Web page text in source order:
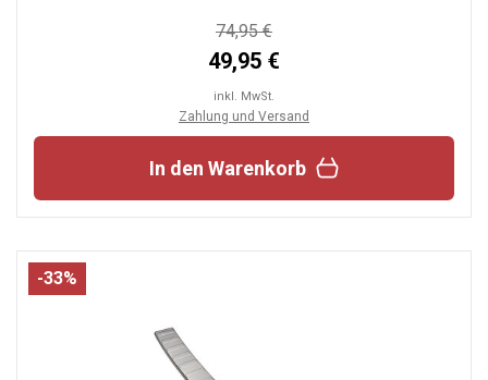
74,95 €
49,95 €
inkl. MwSt.
Zahlung und Versand
In den Warenkorb
-33%